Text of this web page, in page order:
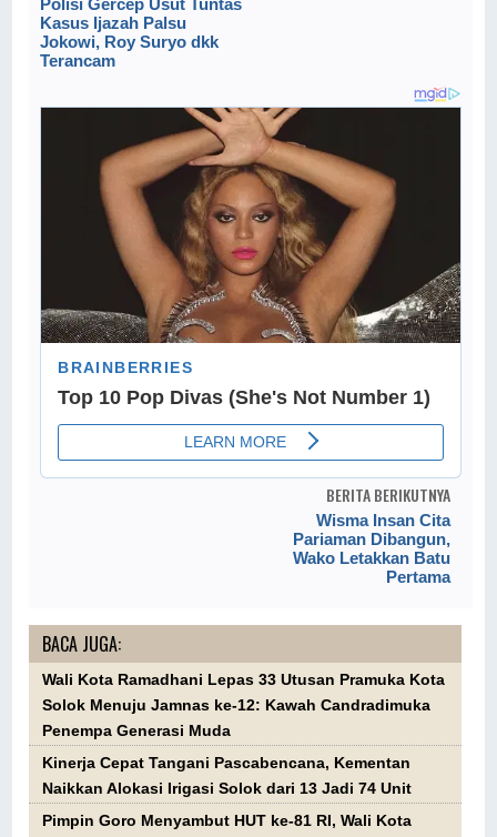
Polisi Gercep Usut Tuntas
Kasus Ijazah Palsu
Jokowi, Roy Suryo dkk
Terancam
BERITA BERIKUTNYA
Wisma Insan Cita
Pariaman Dibangun,
Wako Letakkan Batu
Pertama
BACA JUGA:
Wali Kota Ramadhani Lepas 33 Utusan Pramuka Kota
Solok Menuju Jamnas ke-12: Kawah Candradimuka
Penempa Generasi Muda
Kinerja Cepat Tangani Pascabencana, Kementan
Naikkan Alokasi Irigasi Solok dari 13 Jadi 74 Unit
Pimpin Goro Menyambut HUT ke-81 RI, Wali Kota